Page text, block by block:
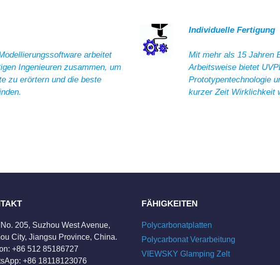
arbeitet
Ingenieuren zusammen, um
zu erörtern und die beste
Individuelle Fertigung
Mit mehr als 15 Jahren
Arbeitsweise bietet
Prototypentechnologie
kurzer Zeit Wirklichkeit
205, Suzhou West Avenue,
City, Jiangsu Province, China.
+86 512 85186727
+86 18118123076
FÄHIGKEITEN
Polycarbonatplatten
Polycarbonat Verarbeitung
VIEWSKY Glamping Zelt